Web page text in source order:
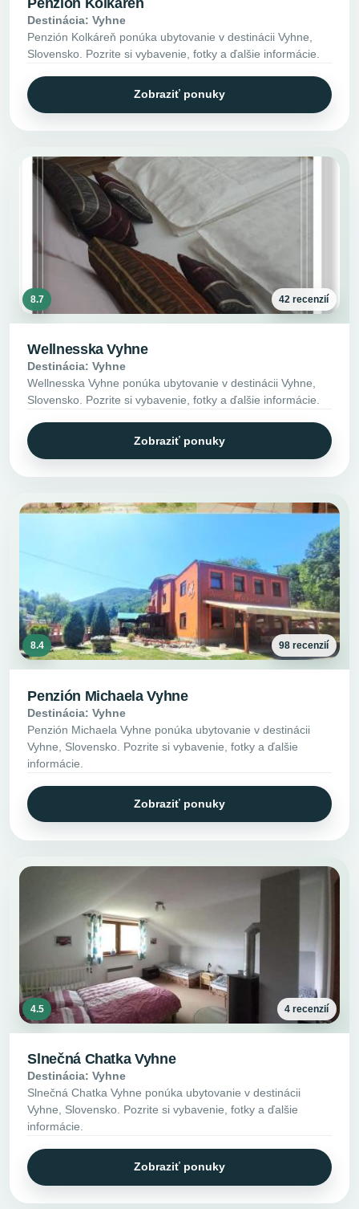
Penzión Kolkáreň
Destinácia: Vyhne
Penzión Kolkáreň ponúka ubytovanie v destinácii Vyhne,
Slovensko. Pozrite si vybavenie, fotky a ďalšie informácie.
Zobraziť ponuky
8.7 42 recenzií
Wellnesska Vyhne
Destinácia: Vyhne
Wellnesska Vyhne ponúka ubytovanie v destinácii Vyhne,
Slovensko. Pozrite si vybavenie, fotky a ďalšie informácie.
Zobraziť ponuky
8.4 98 recenzií
Penzión Michaela Vyhne
Destinácia: Vyhne
Penzión Michaela Vyhne ponúka ubytovanie v destinácii
Vyhne, Slovensko. Pozrite si vybavenie, fotky a ďalšie
informácie.
Zobraziť ponuky
4.5 4 recenzií
Slnečná Chatka Vyhne
Destinácia: Vyhne
Slnečná Chatka Vyhne ponúka ubytovanie v destinácii
Vyhne, Slovensko. Pozrite si vybavenie, fotky a ďalšie
informácie.
Zobraziť ponuky